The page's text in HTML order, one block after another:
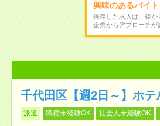
興味のあるバイト
保存した求人は、後か
企業からアプローチが
千代田区【週2日～】ホ
派遣 職種未経験OK 社会人未経験OK